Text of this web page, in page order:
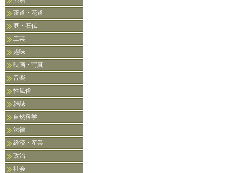
茶道・花道
庭・石仏
工芸
趣味
映画・写真
音楽
性風俗
雑誌
自然科学
法律
経済・産業
政治
社会